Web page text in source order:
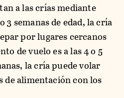
a las crías mediante
3 semanas de edad, la cría
por lugares cercanos
de vuelo es a las 4 o 5
la cría puede volar
de alimentación con los